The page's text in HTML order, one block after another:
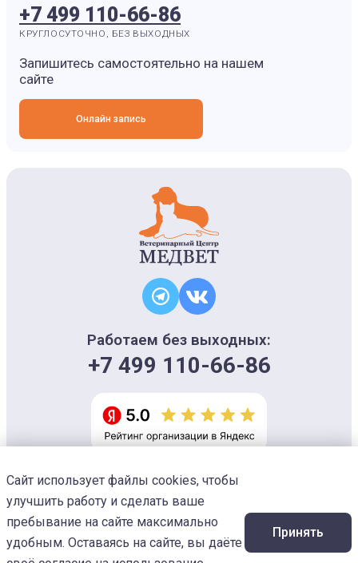
+7 499 110-66-86
КРУГЛОСУТОЧНО, БЕЗ ВЫХОДНЫХ
Запишитесь самостоятельно на нашем
сайте
Онлайн запись
Работаем без выходных:
+7 499 110-66-86
Информация на сайте носит ознакомительный характер и не является
офертой, не может использоваться для постановки диагноза и плана
лечения
Изображения предоставленыDesigned by Freepik
© 2026 Ветеринарный центр «МЕДВЕТ»
Сайт использует файлы cookies, чтобы
улучшить работу и сделать ваше
пребывание на сайте максимально
удобным. Оставаясь на сайте, вы даёте
Принять